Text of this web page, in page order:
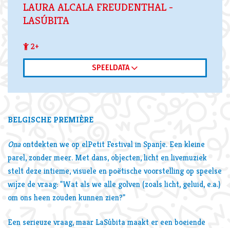
LAURA ALCALA FREUDENTHAL -
LASÚBITA
2+
SPEELDATA
BELGISCHE PREMIÈRE
Onaontdekten we op elPetit Festival in Spanje. Een kleine
parel, zonder meer. Met dans, objecten, licht en livemuziek
stelt deze intieme, visuele en poëtische voorstelling op speelse
wijze de vraag: "Wat als we alle golven (zoals licht, geluid, e.a.)
om ons heen zouden kunnen zien?"
Een serieuze vraag, maar LaSúbita maakt er een boeiende